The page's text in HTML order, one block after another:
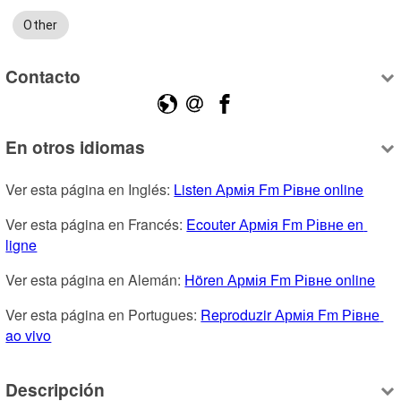
Other
Contacto
En otros idiomas
Ver esta página en Inglés: Listen Армія Fm Рівне online
Ver esta página en Francés: Ecouter Армія Fm Рівне en
ligne
Ver esta página en Alemán: Hören Армія Fm Рівне online
Ver esta página en Portugues: Reproduzir Армія Fm Рівне
ao vivo
Descripción